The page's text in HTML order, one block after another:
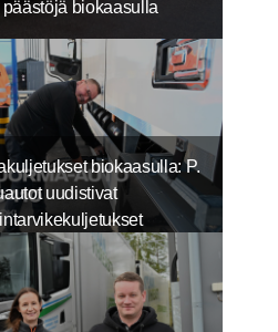
biokaasulla
biokaasulla: P.
uudistivat